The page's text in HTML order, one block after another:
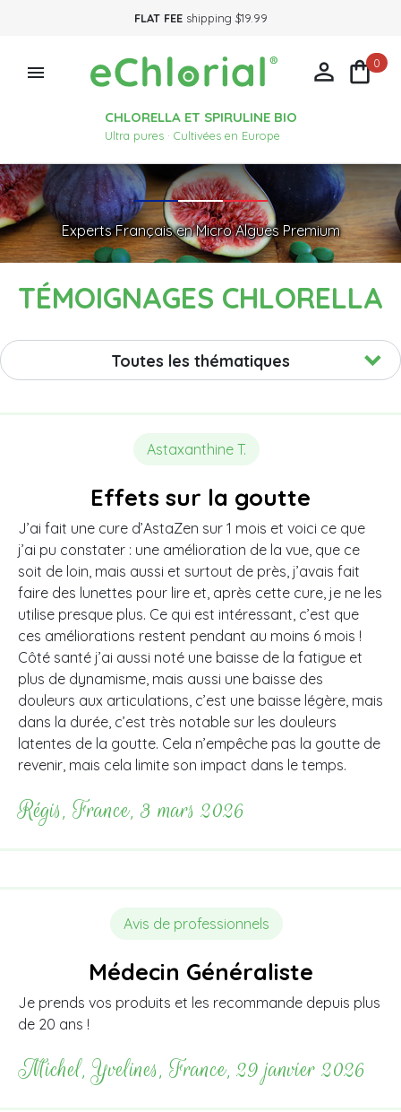
FLAT FEEshipping $19.99

CHLORELLA ET SPIRULINE BIO
Ultra pures · Cultivées en Europe
 0
Experts Français en Micro Algues Premium
TÉMOIGNAGES CHLORELLA
Toutes les thématiques
Astaxanthine T.
Effets sur la goutte
J’ai fait une cure d’AstaZen sur 1 mois et voici ce que
j’ai pu constater : une amélioration de la vue, que ce
soit de loin, mais aussi et surtout de près, j’avais fait
faire des lunettes pour lire et, après cette cure, je ne les
utilise presque plus. Ce qui est intéressant, c’est que
ces améliorations restent pendant au moins 6 mois !
Côté santé j’ai aussi noté une baisse de la fatigue et
plus de dynamisme, mais aussi une baisse des
douleurs aux articulations, c’est une baisse légère, mais
dans la durée, c’est très notable sur les douleurs
latentes de la goutte. Cela n’empêche pas la goutte de
revenir, mais cela limite son impact dans le temps.
Régis, France, 3 mars 2026
Avis de professionnels
Médecin Généraliste
Je prends vos produits et les recommande depuis plus
de 20 ans !
Michel, Yvelines, France, 29 janvier 2026